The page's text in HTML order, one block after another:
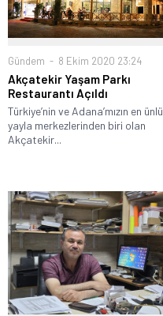
Gündem 8 Ekim 2020 23:24
Akçatekir Yaşam Parkı
Restaurantı Açıldı
Türkiye’nin ve Adana’mızın en ünlü
yayla merkezlerinden biri olan
Akçatekir...